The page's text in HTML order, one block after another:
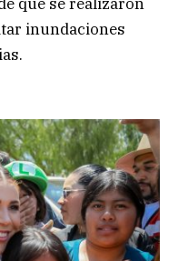
inundaciones